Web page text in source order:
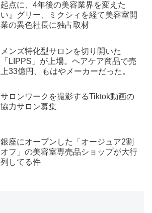
起点に、4年後の美容業界を変えた
い』グリー、ミクシィを経て美容室開
業の異色社長に独占取材
メンズ特化型サロンを切り開いた
「LIPPS」が上場。ヘアケア商品で売
上33億円、もはやメーカーだった。
サロンワークを撮影するTiktok動画の
協力サロン募集
銀座にオープンした「オージュア2割
オフ」の美容室専売品ショップが大行
列してる件